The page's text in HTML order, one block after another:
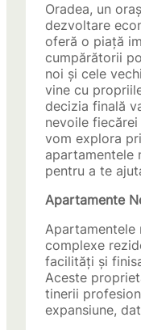
Oradea, un
dezvoltare
oferă o piață
cumpărătorii
noi și cele
vine cu
decizia finală
nevoile
vom explora
apartamentele
pentru a te
Apartamente
Apartamentele
complexe
facilități și
Aceste
tinerii
expansiune,